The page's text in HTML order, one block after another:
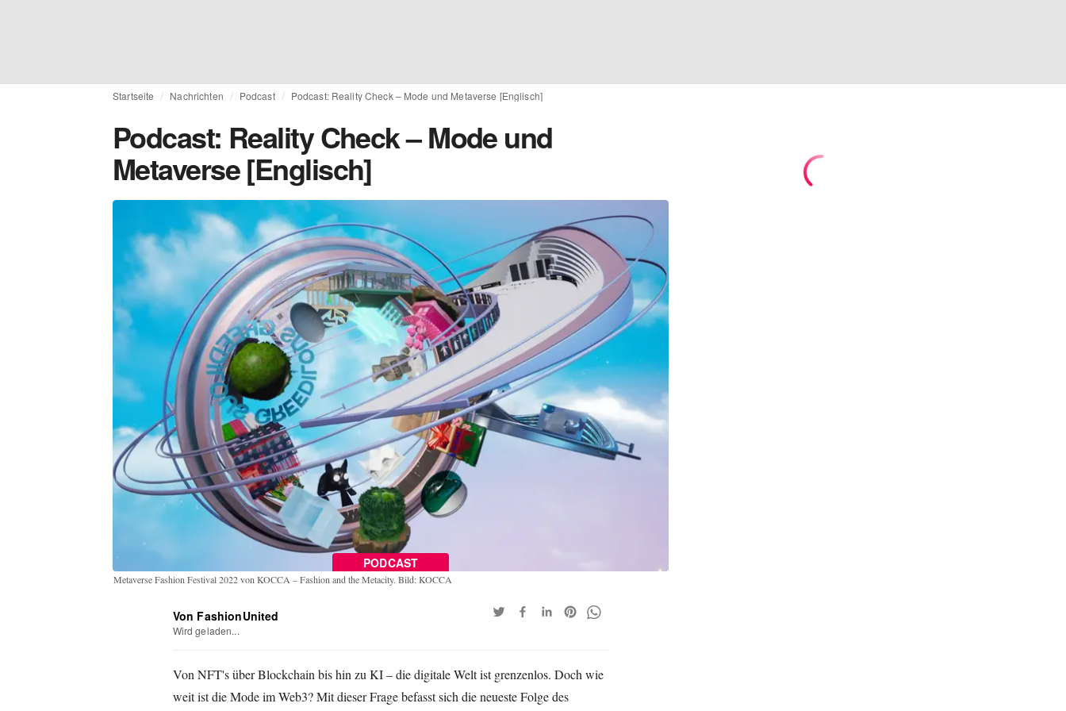
Startseite Nachrichten Podcast Podcast: Reality Check – Mode und Metaverse [Englisch]
Podcast: Reality Check – Mode und
Metaverse [Englisch]
PODCAST
Metaverse Fashion Festival 2022 von KOCCA – Fashion and the Metacity. Bild: KOCCA
Von FashionUnited
Wird geladen...
Von NFT's über Blockchain bis hin zu KI – die digitale Welt ist grenzenlos. Doch wie
weit ist die Mode im Web3? Mit dieser Frage befasst sich die neueste Folge des